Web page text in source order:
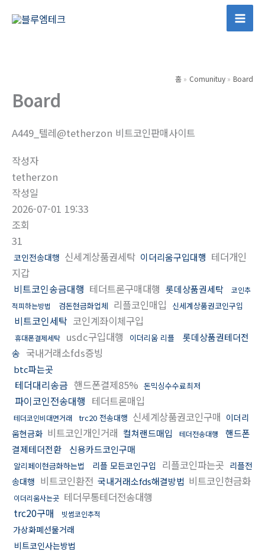
Main
홈 Comunituy Board
Board
A449_텔레@tetherzon 비트코인판매사이트
작성자
tetherzon
작성일
2026-07-01 19:33
조회
31
코인전송대행 신세계상품권세탁 이더리움구입대행 테더개인
지갑
비트코인송금대행 테더트론구매대행 롯데상품권세탁
코인추
적피하는방법
검돈현금화업체 리플코인매입 신세계상품권코인구입
비트코인세탁 코인계좌이체구입
휴대폰결제세탁 usdc구입대행 이더리움 리플
롯데상품권테더전
송 국내거래소fds증빙
btc파는곳
테더대리송금 핸드폰결제85% 돈믹싱수수료최저
파이코인전송대행 테더트론매입
테더코인비대면거래 trc20 전송대행 신세계상품권코인구매 이더리
움현금화 비트코인개인거래 컬쳐랜드매입 테더전송대행
핸드폰
결제테더전환
신용카드코인구매
알리페이현금화하는법 리플 모든코인구입 리플코인파는곳 리플전
송대행 비트코인환전 국내거래소fds해결방법 비트코인현금화
이더리움사는곳 테더무통테더전송대행
trc20구매
빗썸코인추적
가상화폐선물거래
비트코인사는방법